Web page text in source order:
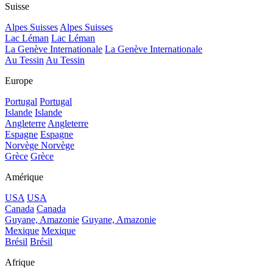
Suisse
Alpes Suisses Alpes Suisses
Lac Léman Lac Léman
La Genève Internationale La Genève Internationale
Au Tessin Au Tessin
Europe
Portugal Portugal
Islande Islande
Angleterre Angleterre
Espagne Espagne
Norvège Norvège
Grèce Grèce
Amérique
USA USA
Canada Canada
Guyane, Amazonie Guyane, Amazonie
Mexique Mexique
Brésil Brésil
Afrique